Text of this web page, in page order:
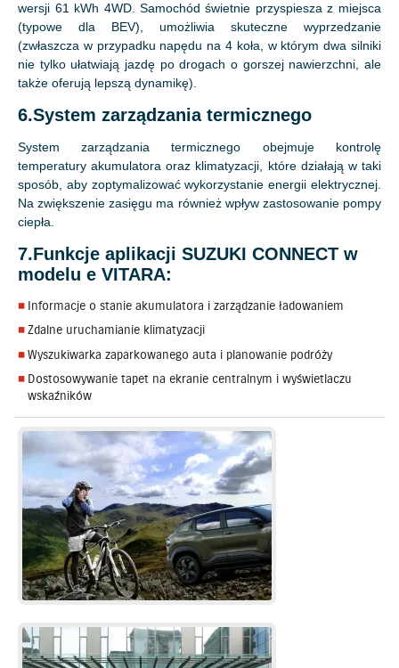
wersji 61 kWh 4WD. Samochód świetnie przyspiesza z miejsca
(typowe dla BEV), umożliwia skuteczne wyprzedzanie
(zwłaszcza w przypadku napędu na 4 koła, w którym dwa silniki
nie tylko ułatwiają jazdę po drogach o gorszej nawierzchni, ale
także oferują lepszą dynamikę).
6.System zarządzania termicznego
System zarządzania termicznego obejmuje kontrolę
temperatury akumulatora oraz klimatyzacji, które działają w taki
sposób, aby zoptymalizować wykorzystanie energii elektrycznej.
Na zwiększenie zasięgu ma również wpływ zastosowanie pompy
ciepła.
7.Funkcje aplikacji SUZUKI CONNECT w
modelu e VITARA:
Informacje o stanie akumulatora i zarządzanie ładowaniem
Zdalne uruchamianie klimatyzacji
Wyszukiwarka zaparkowanego auta i planowanie podróży
Dostosowywanie tapet na ekranie centralnym i wyświetlaczu
wskaźników